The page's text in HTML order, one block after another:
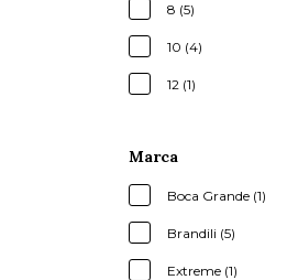
8 (5)
10 (4)
12 (1)
Marca
Boca Grande (1)
Brandili (5)
Extreme (1)